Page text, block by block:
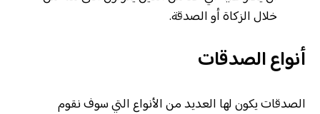
خلال الزكاة أو الصدقة.
أنواع الصدقات
الصدقات يكون لها العديد من الأنواع التي سوف نقوم